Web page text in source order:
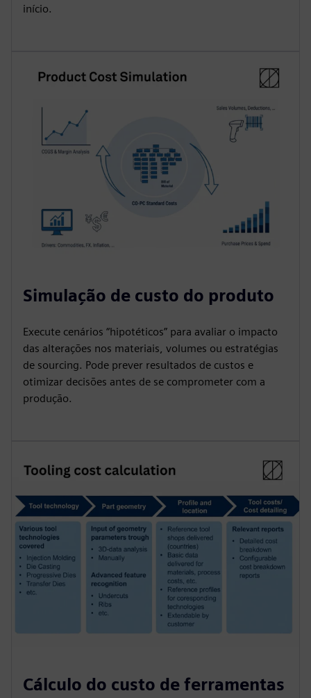
início.
Simulação de custo do produto
Execute cenários “hipotéticos” para avaliar o impacto
das alterações nos materiais, volumes ou estratégias
de sourcing. Pode prever resultados de custos e
otimizar decisões antes de se comprometer com a
produção.
Cálculo do custo de ferramentas